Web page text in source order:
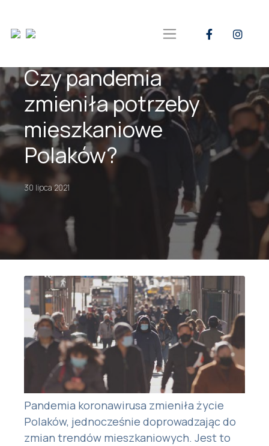
Czy pandemia
zmieniła potrzeby
mieszkaniowe
Polaków?
30 lipca 2021
Pandemia koronawirusa zmieniła życie
Polaków, jednocześnie doprowadzając do
zmian trendów mieszkaniowych. Jest to